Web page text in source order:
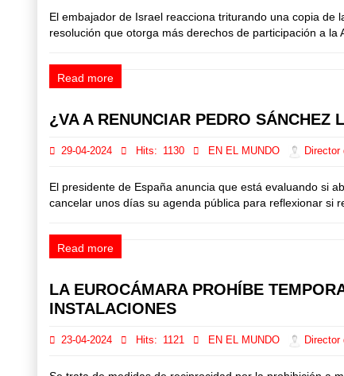
El embajador de Israel reacciona triturando una copia de
resolución que otorga más derechos de participación a
Read more
¿VA A RENUNCIAR PEDRO SÁNCHEZ
29-04-2024 Hits: 1130 EN EL MUNDO Director
El presidente de España anuncia que está evaluando si
cancelar unos días su agenda pública para reflexionar si
Read more
LA EUROCÁMARA PROHÍBE
INSTALACIONES
23-04-2024 Hits: 1121 EN EL MUNDO Director